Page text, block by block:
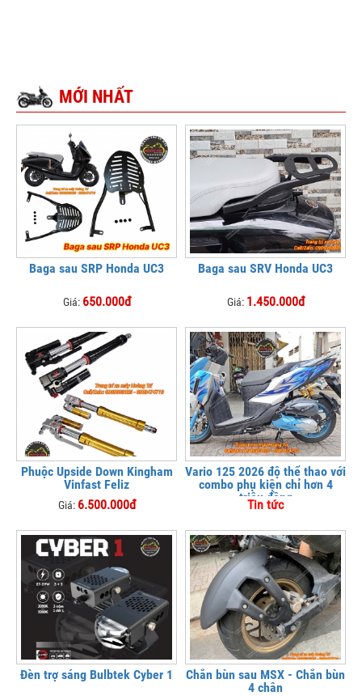
MỚI NHẤT
Baga sau SRP Honda UC3
Giá: 650.000đ
Baga sau SRV Honda UC3
Giá: 1.450.000đ
Phuộc Upside Down Kingham
Vinfast Feliz
Giá: 6.500.000đ
Vario 125 2026 độ thể thao với
combo phụ kiện chỉ hơn 4
triệu đồng
Tin tức
Đèn trợ sáng Bulbtek Cyber 1
Chắn bùn sau MSX - Chắn bùn
4 chân